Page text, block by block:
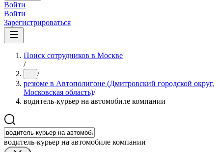
Войти
Войти
Зарегистрироваться
Поиск сотрудников в Москве
/
... /
резюме в Автополигоне (Дмитровский городской округ,
Московская область)/
водитель-курьер на автомобиле компании
водитель-курьер на автомобиле компании